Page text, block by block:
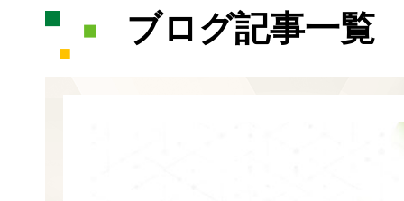
ブログ記事一覧